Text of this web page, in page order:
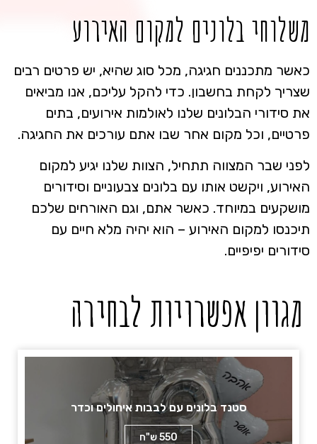
משלוחי בלונים למקום האירוע
כאשר מתכננים חגיגה, מכל סוג שהיא, יש פרטים רבים
שצריך לקחת בחשבון. כדי להקל עליכם, אנו מביאים
את סידורי הבלונים שלנו לאולמות אירועים, בתים
פרטיים, וכל מקום אחר שבו אתם עורכים את החגיגה.
לפני שבר המצווה תתחיל, הצוות שלנו יגיע למקום
האירוע, ויקשט אותו עם בלונים צבעוניים וסידורים
מושקעים במיוחד. כאשר אתם, וגם האורחים שלכם
תיכנסו למקום האירוע – הוא יהיה מלא חיים עם
סידורים יפיפיים.
מגוון אפשרויות לבחירה
סטנד בלונים עם לבבות איחולים וכדר
550 ש"ח